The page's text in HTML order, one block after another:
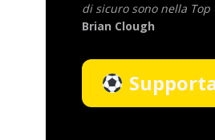
di sicuro sono nella Top
Brian Clough